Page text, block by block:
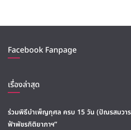
Facebook Fanpage
เรื่องล่าสุด
ร่วมพิธีบำเพ็ญกุศล ครบ 15 วัน (ปัณรสมวาร
ฟ้าพัชรกิติยาภาฯ”